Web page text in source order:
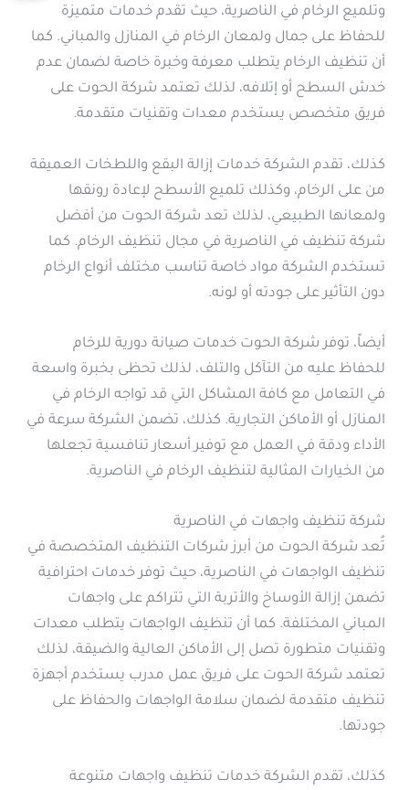
وتلميع الرخام في الناصرية، حيث تقدم خدمات متميزة
للحفاظ على جمال ولمعان الرخام في المنازل والمباني. كما
أن تنظيف الرخام يتطلب معرفة وخبرة خاصة لضمان عدم
خدش السطح أو إتلافه، لذلك تعتمد شركة الحوت على
فريق متخصص يستخدم معدات وتقنيات متقدمة.
كذلك، تقدم الشركة خدمات إزالة البقع واللطخات العميقة
من على الرخام، وكذلك تلميع الأسطح لإعادة رونقها
ولمعانها الطبيعي، لذلك تعد شركة الحوت من أفضل
شركة تنظيف في الناصرية في مجال تنظيف الرخام. كما
تستخدم الشركة مواد خاصة تناسب مختلف أنواع الرخام
دون التأثير على جودته أو لونه.
أيضاً، توفر شركة الحوت خدمات صيانة دورية للرخام
للحفاظ عليه من التآكل والتلف، لذلك تحظى بخبرة واسعة
في التعامل مع كافة المشاكل التي قد تواجه الرخام في
المنازل أو الأماكن التجارية. كذلك، تضمن الشركة سرعة في
الأداء ودقة في العمل مع توفير أسعار تنافسية تجعلها
من الخيارات المثالية لتنظيف الرخام في الناصرية.
شركة تنظيف واجهات في الناصرية
تُعد شركة الحوت من أبرز شركات التنظيف المتخصصة في
تنظيف الواجهات في الناصرية، حيث توفر خدمات احترافية
تضمن إزالة الأوساخ والأتربة التي تتراكم على واجهات
المباني المختلفة. كما أن تنظيف الواجهات يتطلب معدات
وتقنيات متطورة تصل إلى الأماكن العالية والضيقة، لذلك
تعتمد شركة الحوت على فريق عمل مدرب يستخدم أجهزة
تنظيف متقدمة لضمان سلامة الواجهات والحفاظ على
جودتها.
كذلك، تقدم الشركة خدمات تنظيف واجهات متنوعة